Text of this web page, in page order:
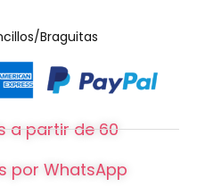
Braguitas
a partir de 60
por WhatsApp